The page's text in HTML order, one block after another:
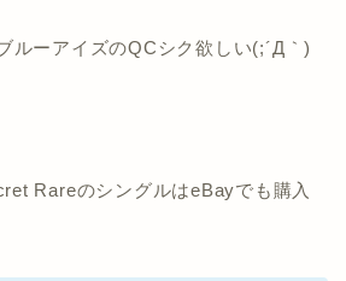
ルーアイズのQCシク欲しい(;´Д｀)
RareのシングルはeBayでも購入